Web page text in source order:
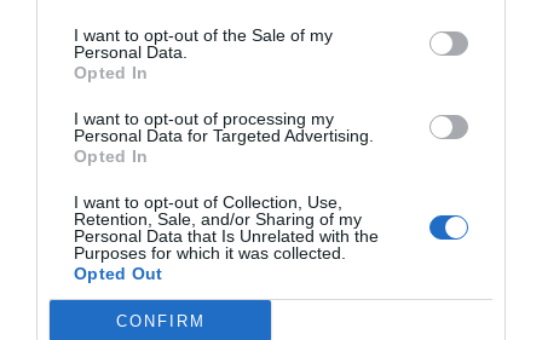
I want to opt-out of the Sale of my
Personal Data.
Opted In
I want to opt-out of processing my
Personal Data for Targeted Advertising.
Opted In
I want to opt-out of Collection, Use,
Retention, Sale, and/or Sharing of my
Personal Data that Is Unrelated with the
Purposes for which it was collected.
Opted Out
CONFIRM
Índex2P
Decathlon
Imprimir